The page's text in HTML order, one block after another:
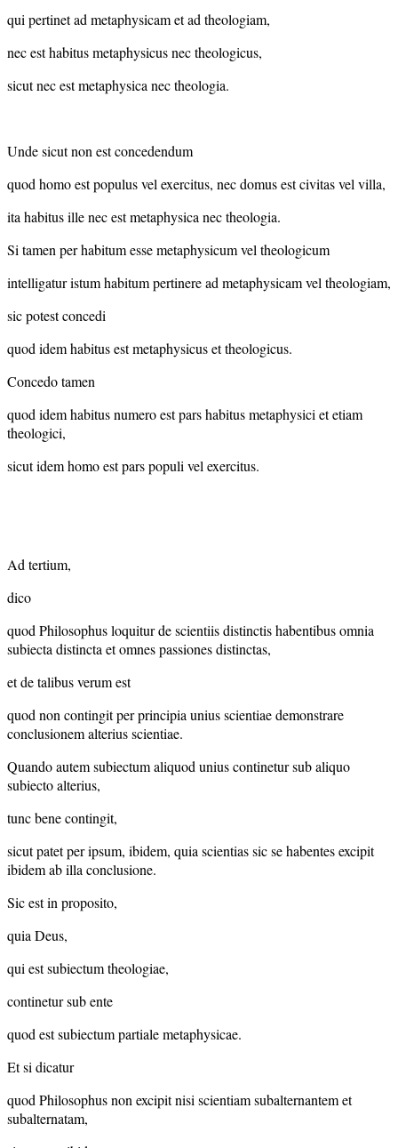
qui pertinet ad metaphysicam et ad theologiam,
nec est habitus metaphysicus nec theologicus,
sicut nec est metaphysica nec theologia.
Unde sicut non est concedendum
quod homo est populus vel exercitus, nec domus est civitas vel villa,
ita habitus ille nec est metaphysica nec theologia.
Si tamen per habitum esse metaphysicum vel theologicum
intelligatur istum habitum pertinere ad metaphysicam vel theologiam,
sic potest concedi
quod idem habitus est metaphysicus et theologicus.
Concedo tamen
quod idem habitus numero est pars habitus metaphysici et etiam
theologici,
sicut idem homo est pars populi vel exercitus.
Ad tertium,
dico
quod Philosophus loquitur de scientiis distinctis habentibus omnia
subiecta distincta et omnes passiones distinctas,
et de talibus verum est
quod non contingit per principia unius scientiae demonstrare
conclusionem alterius scientiae.
Quando autem subiectum aliquod unius continetur sub aliquo
subiecto alterius,
tunc bene contingit,
sicut patet per ipsum, ibidem, quia scientias sic se habentes excipit
ibidem ab illa conclusione.
Sic est in proposito,
quia Deus,
qui est subiectum theologiae,
continetur sub ente
quod est subiectum partiale metaphysicae.
Et si dicatur
quod Philosophus non excipit nisi scientiam subalternantem et
subalternatam,